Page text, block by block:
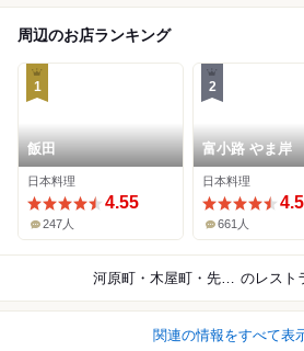
周辺のお店ランキング
1
飯田
日本料理
4.55
247人
2
富小路 やま岸
日本料理
661人
河原町・木屋町・先斗町 のレスト
関連の情報をすべて表